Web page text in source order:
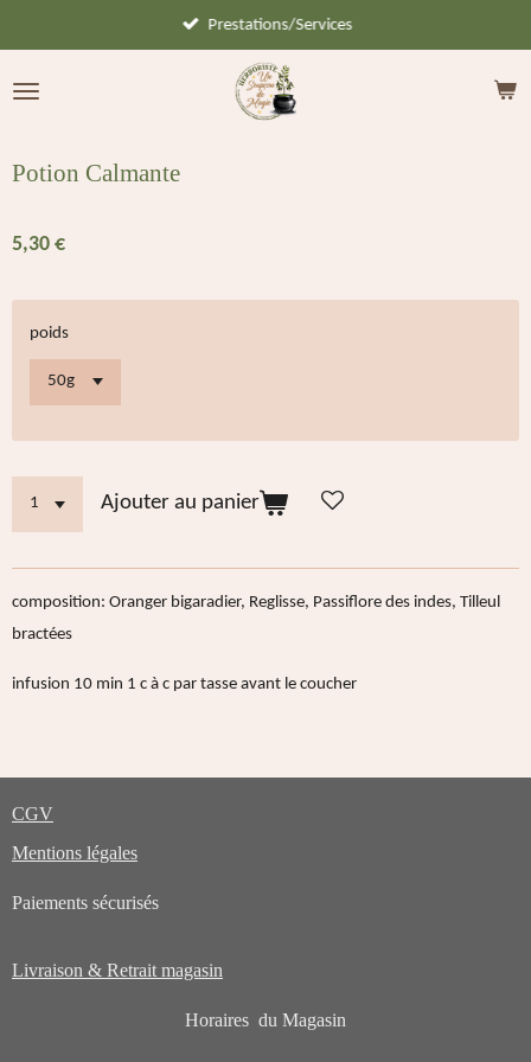
contenu
Prestations/Services
Potion Calmante
5,30 €
poids
Ajouter au panier
composition: Oranger bigaradier, Reglisse, Passiflore des indes, Tilleul
bractées
infusion 10 min 1 c à c par tasse avant le coucher
CGV
Mentions légales
Paiements sécurisés
Livraison & Retrait magasin
Horaires du Magasin